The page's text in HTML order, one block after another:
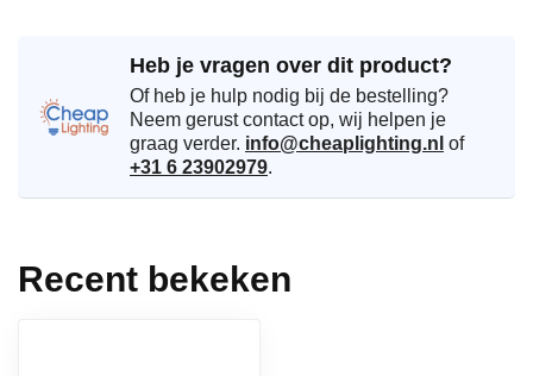
Heb je vragen over dit product?
Of heb je hulp nodig bij de bestelling?
Neem gerust contact op, wij helpen je
graag verder. info@cheaplighting.nl of
+31 6 23902979.
Recent bekeken